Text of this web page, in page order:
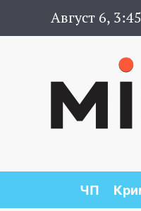
Август 6, 3:45
ЧП